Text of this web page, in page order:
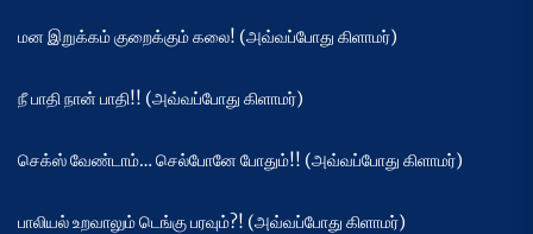
மன இறுக்கம் குறைக்கும் கலை! (அவ்வப்போது கிளாமர்)
நீ பாதி நான் பாதி!! (அவ்வப்போது கிளாமர்)
செக்ஸ் வேண்டாம்… செல்போனே போதும்!! (அவ்வப்போது கிளாமர்)
பாலியல் உறவாலும் டெங்கு பரவும்?! (அவ்வப்போது கிளாமர்)